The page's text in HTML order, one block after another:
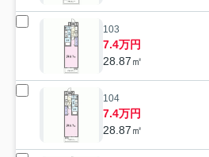
103
7.4万円
28.87㎡
104
7.4万円
28.87㎡